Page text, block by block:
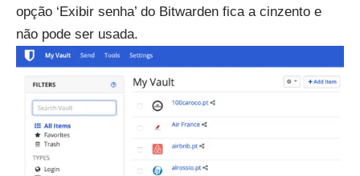
opção ‘Exibir senha’ do Bitwarden fica a cinzento e
não pode ser usada.